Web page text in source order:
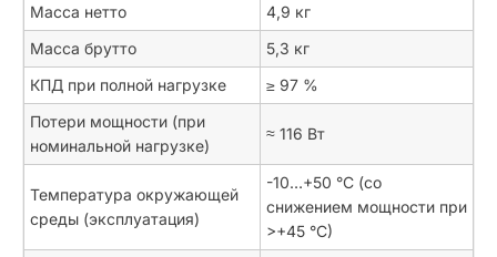
Масса нетто
4,9 кг
Масса брутто
5,3 кг
КПД при полной нагрузке
≥ 97 %
Потери мощности (при
номинальной нагрузке)
≈ 116 Вт
Температура окружающей
среды (эксплуатация)
-10…+50 °C (со
снижением мощности при
>+45 °C)